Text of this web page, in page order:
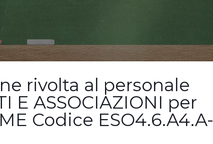
rivolta al personale
E ASSOCIAZIONI per
Codice ESO4.6.A4.A-